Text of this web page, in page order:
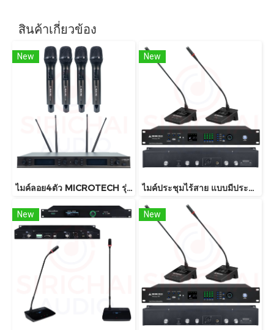
สินค้าเกี่ยวข้อง
New
ไมค์ลอย4ตัว MICROTECH รุ่น MT333A (4CH)
New
ไมค์ประชุมไร้สาย แบบมีประธาน MICROTECH รุ่น MICROSYS (มีแบตเตอรีในตัว)
New New